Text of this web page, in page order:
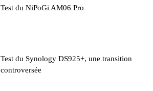
Test du NiPoGi AM06 Pro
Test du Synology DS925+, une transition
controversée